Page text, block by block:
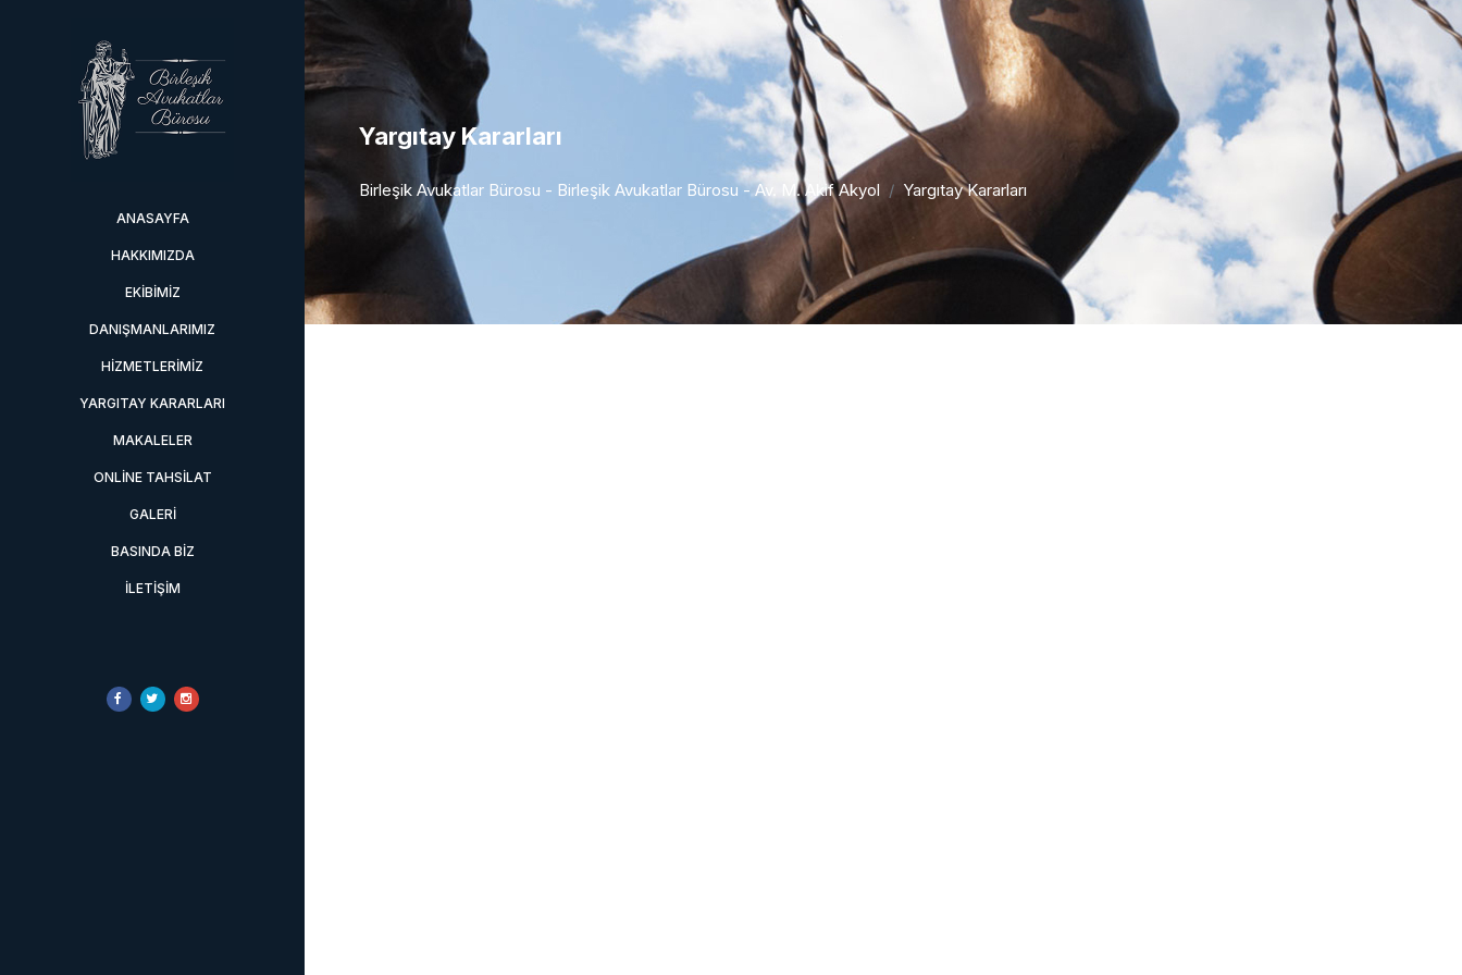
ANASAYFA
HAKKIMIZDA
EKIBIMIZ
DANIŞMANLARIMIZ
HIZMETLERIMIZ
YARGITAY KARARLARI
MAKALELER
ONLINE TAHSILAT
GALERI
BASINDA BIZ
İLETIŞIM
Yargıtay Kararları
Birleşik Avukatlar Bürosu - Birleşik Avukatlar Bürosu - Av. M. Akif Akyol Yargıtay Kararları